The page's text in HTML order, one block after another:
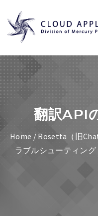
翻訳API
Home / Rosetta（旧
ラブルシューティン